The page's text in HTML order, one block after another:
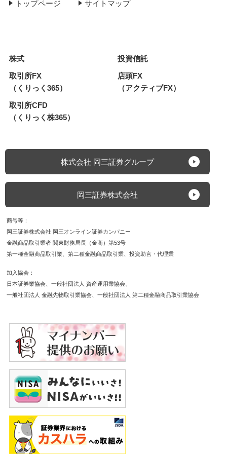
トップページ サイトマップ
株式
投資信託
取引所FX
（くりっく365）
店頭FX
（アクティブFX）
取引所CFD
（くりっく株365）
株式会社 岡三証券グループ
岡三証券株式会社
商号等
岡三証券株式会社 岡三オンライン証券カンパニー
金融商品取引業者 関東財務局長（金商）第53号
第一種金融商品取引業
第二種金融商品取引業 投資助言・代理業
加入協会
日本証券業協会
一般社団法人 資産運用業協会
一般社団法人 金融先物取引業協会
一般社団法人 第二種金融商品取引業協会